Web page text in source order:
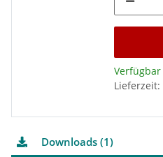
Verfügbar
Lieferzeit:
Downloads (1)